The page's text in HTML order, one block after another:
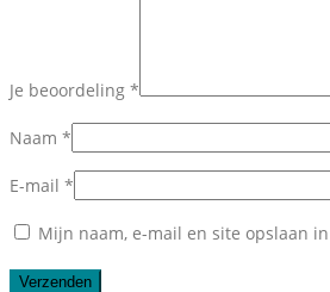
Je beoordeling *
Naam *
E-mail *
Mijn naam, e-mail en site opslaan